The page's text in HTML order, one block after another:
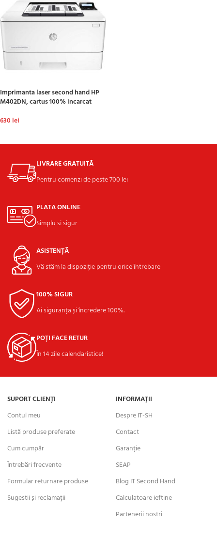
Imprimanta laser second hand HP
M402DN, cartus 100% incarcat
630 lei
LIVRARE GRATUITĂ
Pentru comenzi de peste 700 lei
PLATA ONLINE
Simplu si sigur
ASISTENȚĂ
Vă stăm la dispoziție pentru orice întrebare
100% SIGUR
Ai siguranța și încredere 100%.
POȚI FACE RETUR
În 14 zile calendaristice!
SUPORT CLIENȚI
Contul meu
Listă produse preferate
Cum cumpăr
Întrebări frecvente
Formular returnare produse
Sugestii și reclamații
INFORMAȚII
Despre IT-SH
Contact
Garanție
SEAP
Blog IT Second Hand
Calculatoare ieftine
Partenerii nostri